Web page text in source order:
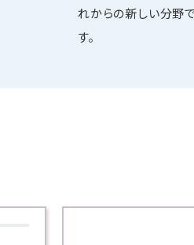
れからの新しい分野
す。